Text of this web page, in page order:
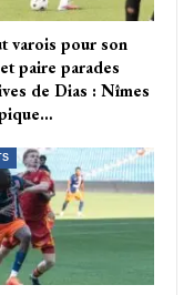
varois pour son
paire parades
de Dias : Nîmes